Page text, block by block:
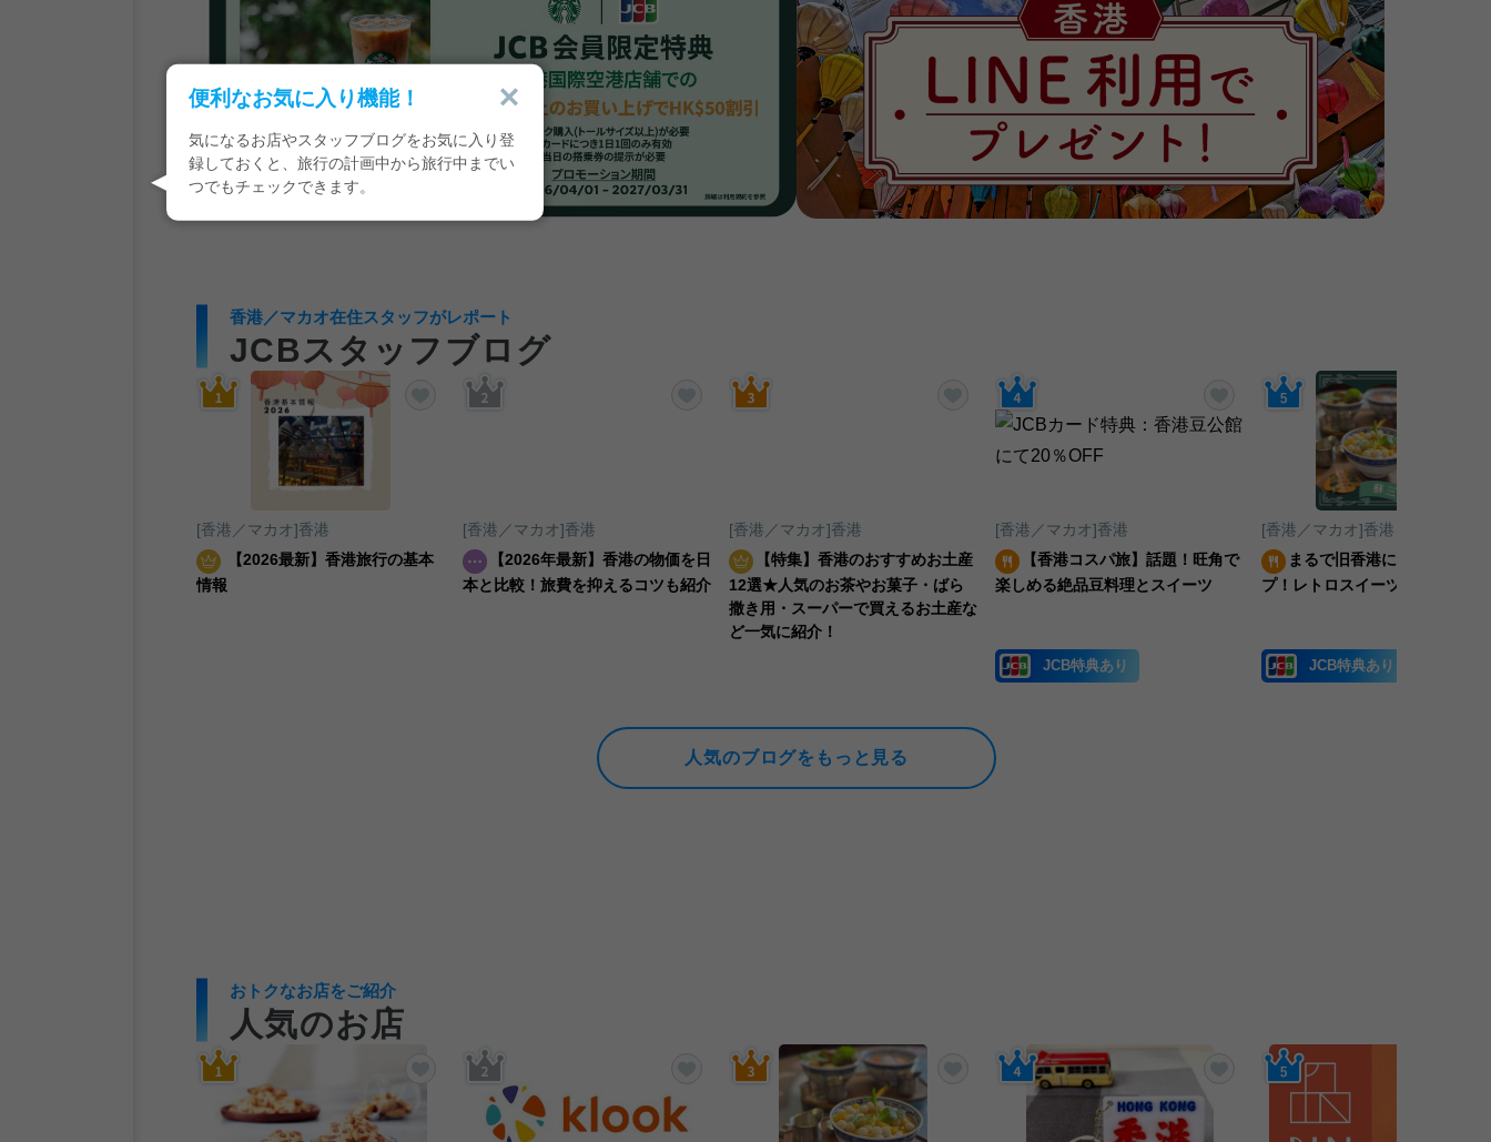
便利なお気に入り機能！
気になるお店やスタッフブログをお気に入り登
録しておくと、旅行の計画中から旅行中までい
つでもチェックできます。
香港／マカオ在住スタッフがレポート
JCBスタッフブログ
お気に入りに追加する
【2026最新】香港旅行の基本
情報
[香港／マカオ]香港
お気に入りに追加する
【2026年最新】香港の物価を日
本と比較！旅費を抑えるコツも紹介
[香港／マカオ]香港
お気に入りに追加する
【特集】香港のおすすめお土産
12選★人気のお茶やお菓子・ばら
撒き用・スーパーで買えるお土産な
ど一気に紹介！
[香港／マカオ]香港
お気に入りに追加する
【香港コスパ旅】話題！旺角で
楽しめる絶品豆料理とスイーツ
[香港／マカオ]香港
JCB特典あり
お気に入りに追加する
まるで旧香港にタイムスリッ
プ！レトロスイーツ店「蘇三甜
[香港／マカオ]香港
JCB特典あり
人気のブログをもっと見る
おトクなお店をご紹介
人気のお店
お気に入りに追加する お気に入りに追加する お気に入りに追加する お気に入りに追加する お気に入りに追加する